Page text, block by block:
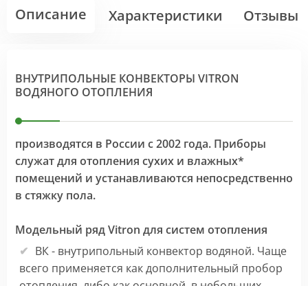
Описание Характеристики Отзывы
ВНУТРИПОЛЬНЫЕ КОНВЕКТОРЫ VITRON
ВОДЯНОГО ОТОПЛЕНИЯ
производятся в России с 2002 года. Приборы
служат для отопления сухих и влажных*
помещений и устанавливаются непосредственно
в стяжку пола.
Модельный ряд Vitron для систем отопления
ВК - внутрипольный конвектор водяной. Чаще
всего применяется как дополнительный пробор